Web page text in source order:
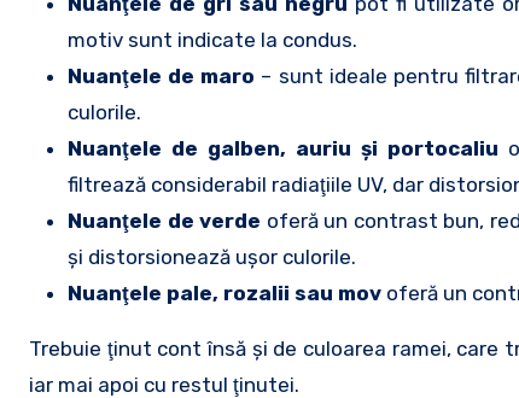
motiv sunt indicate la condus.
Nuanţele de maro – sunt ideale pentru
culorile.
Nuanţele de galben, auriu şi portocaliu
filtrează considerabil radiaţiile UV, dar
Nuanţele de verde oferă un contrast bun,
şi distorsionează uşor culorile.
Nuanţele pale, rozalii sau mov oferă un
Trebuie ţinut cont însă şi de culoarea ramei, care
iar mai apoi cu restul ţinutei.